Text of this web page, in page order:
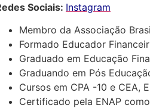
Sociais: Instagram
Membro da Associação
Formado Educador
Graduado em Educação
Graduando em Pós
Cursos em CPA -10 e CEA,
Certificado pela ENAP